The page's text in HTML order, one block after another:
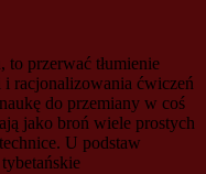
przerwać tłumienie
i racjonalizowania ćwiczeń
do przemiany w coś
jako broń wiele prostych
U podstaw